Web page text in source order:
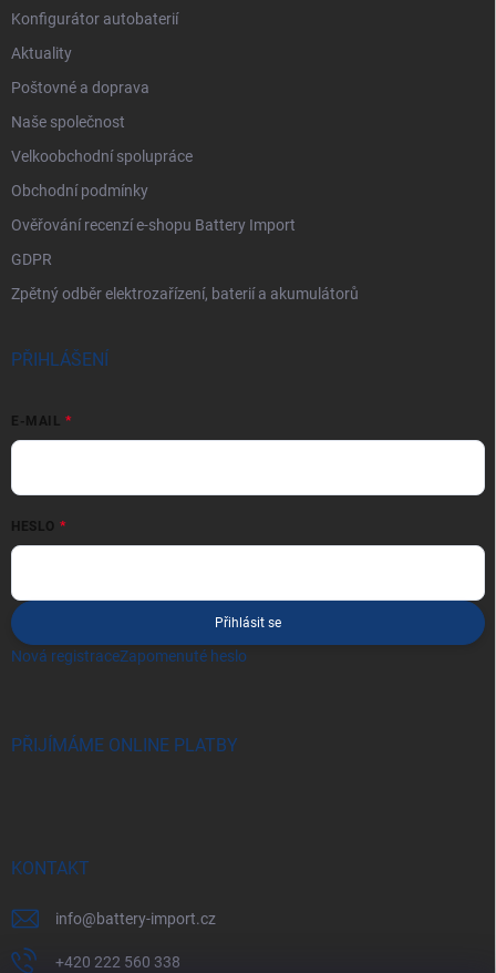
Konfigurátor autobaterií
Aktuality
Poštovné a doprava
Naše společnost
Velkoobchodní spolupráce
Obchodní podmínky
Ověřování recenzí e-shopu Battery Import
GDPR
Zpětný odběr elektrozařízení, baterií a akumulátorů
PŘIHLÁŠENÍ
E-MAIL
HESLO
Přihlásit se
Nová registraceZapomenuté heslo
PŘIJÍMÁME ONLINE PLATBY
KONTAKT
info@battery-import.cz
+420 222 560 338